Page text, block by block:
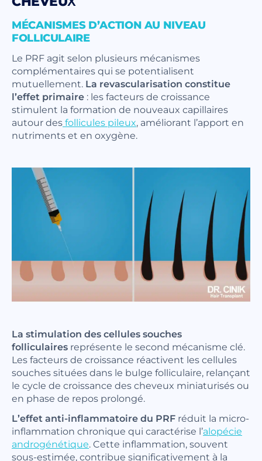
MÉCANISMES D’ACTION AU NIVEAU
FOLLICULAIRE
Le PRF agit selon plusieurs mécanismes
complémentaires qui se potentialisent
mutuellement. La revascularisation constitue
l’effet primaire : les facteurs de croissance
stimulent la formation de nouveaux capillaires
autour desfollicules pileux, améliorant l’apport en
nutriments et en oxygène.
La stimulation des cellules souches
folliculaires représente le second mécanisme clé.
Les facteurs de croissance réactivent les cellules
souches situées dans le bulge folliculaire, relançant
le cycle de croissance des cheveux miniaturisés ou
en phase de repos prolongé.
L’effet anti-inflammatoire du PRF réduit la micro-
inflammation chronique qui caractérise l’alopécie
androgénétique. Cette inflammation, souvent
sous-estimée, contribue significativement à la